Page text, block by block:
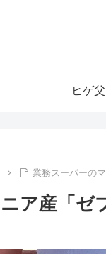
ヒゲ
業務スーパーの
ア産「ゼ